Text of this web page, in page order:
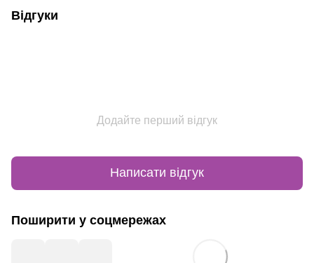
Відгуки
Додайте перший відгук
Написати відгук
Поширити у соцмережах